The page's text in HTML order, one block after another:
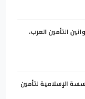
التأمين العرب،
الإسلامية لتأمين